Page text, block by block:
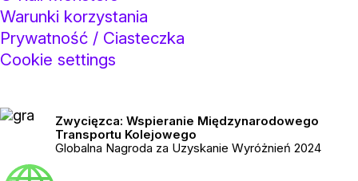
Warunki korzystania
Prywatność / Ciasteczka
Cookie settings
Zwycięzca: Wspieranie Międzynarodowego
Transportu Kolejowego
Globalna Nagroda za Uzyskanie Wyróżnień 2024